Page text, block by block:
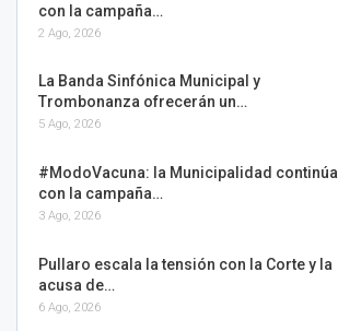
con la campaña…
2 Ago, 2026
La Banda Sinfónica Municipal y
Trombonanza ofrecerán un…
5 Ago, 2026
#ModoVacuna: la Municipalidad continúa
con la campaña…
3 Ago, 2026
Pullaro escala la tensión con la Corte y la
acusa de…
6 Ago, 2026